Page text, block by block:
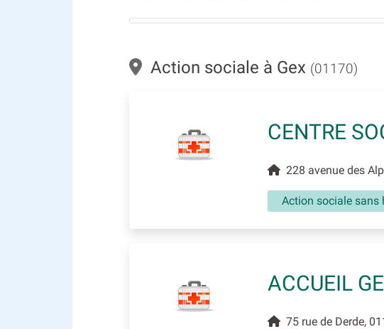
Action sociale à Gex (01170)
CENTRE
228 avenue des
Action sociale sans
ACCUEIL
75 rue de Derde,